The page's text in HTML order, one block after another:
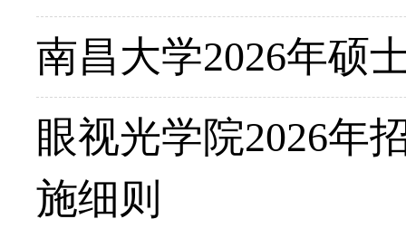
南昌大学2026年硕
眼视光学院2026年
施细则